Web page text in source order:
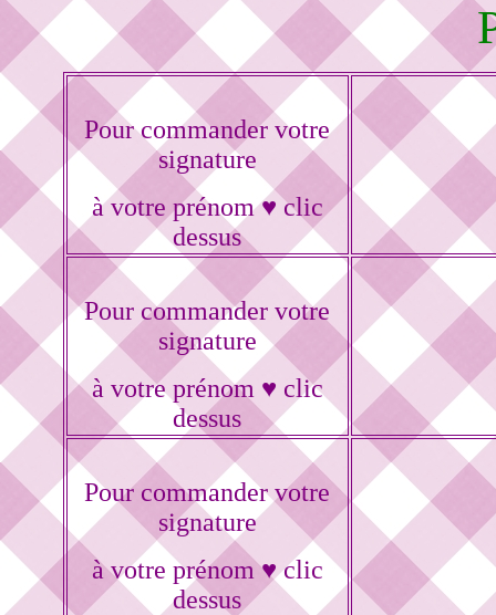
Pour commander votre
signature
à votre prénom ♥ clic
dessus
Pour commander votre
signature
à votre prénom ♥ clic
dessus
Pour commander votre
signature
à votre prénom ♥ clic
dessus